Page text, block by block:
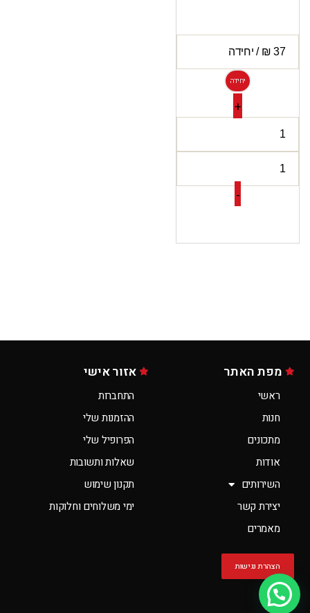
יחידה
+
-
מפת האתר
ראשי
חנות
מתכונים
אודות
השירותים
יצירת קשר
מאמרים
הצהרת נגישות
אזור אישי
התחברות
ההזמנות שלי
הפרופיל שלי
שאלות ותשובות
תקנון שימוש
ימי משלוחים וחלוקות